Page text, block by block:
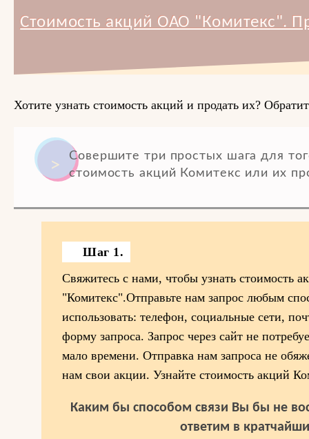
Стоимость акций ОАО "Комитекс".
Хотите узнать стоимость акций и продать их?
Совершите три простых шага для
стоимость акций Комитекс или их
Шаг 1.
Свяжитесь с нами, чтобы узнать стоимость
"Комитекс".Отправьте нам запрос любым
использовать: телефон, социальные сети,
форму запроса. Запрос через сайт не
мало времени. Отправка нам запроса не
нам свои акции. Узнайте стоимость акций
Каким бы способом связи Вы бы не
ответим в